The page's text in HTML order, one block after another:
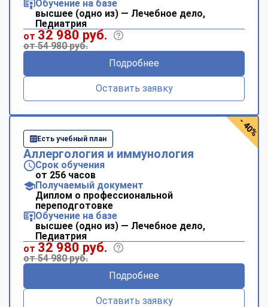
Обучение на базе
высшее (одно из) — Лечебное дело,
Педиатрия
от 32 980 руб.
от 54 980 руб.
Подробнее
Оставить заявку
Есть учебный план
Аллергология и иммунология
Срок обучения
от 256 часов
Получаемый документ
Диплом о профессиональной
переподготовке
Обучение на базе
высшее (одно из) — Лечебное дело,
Педиатрия
от 32 980 руб.
от 54 980 руб.
Подробнее
Оставить заявку
- 40%